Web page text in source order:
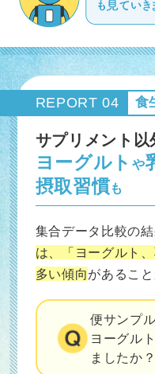
REPORT 04 食
サプリメント以
ヨーグルトや
摂取習慣も
集合データ比較の結
は、「ヨーグルト
多い傾向があるこ
便サンプ
ヨーグル
ましたか？